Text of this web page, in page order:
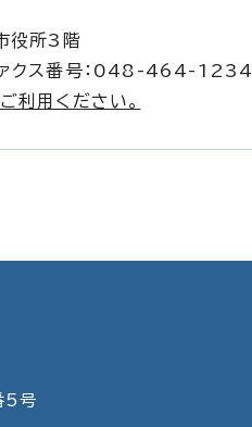
所3階
ス番号：048-464-1234
利用ください。
5号